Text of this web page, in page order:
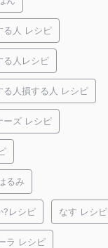
る人 レシピ
る人レシピ
る人損する人 レシピ
ーズ レシピ
るみ
?レシピ なす レシピ
ラ レシピ